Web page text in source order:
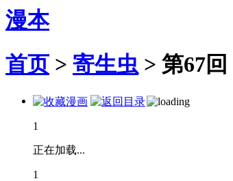
漫本
首页 > 寄生虫 > 第67回
1
正在加载...
1